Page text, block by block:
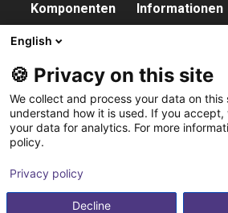
Komponenten
Steuerung
Vision
Pneumatik
Service
Informationen
Partner
Kontakt
Newsletter
English
🍪 Privacy on this site
We collect and process your data on
understand how it is used. If you accept,
your data for analytics. For more
policy.
Privacy policy
Decline